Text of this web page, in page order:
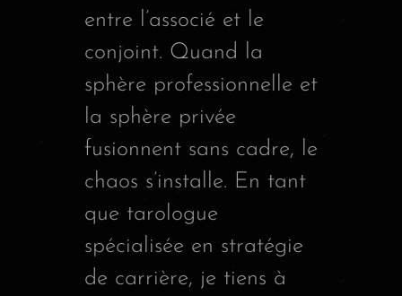
entre l’associé et le
conjoint. Quand la
sphère professionnelle et
la sphère privée
fusionnent sans cadre, le
chaos s’installe. En tant
que tarologue
spécialisée en stratégie
de carrière, je tiens à